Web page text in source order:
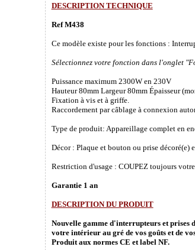
DESCRIPTION TECHNIQUE
Ref M438
Ce modèle existe pour les fonctions :
Sélectionnez votre fonction dans l'onglet
Puissance maximum 2300W en 230V
Hauteur 80mm Largeur 80mm Épaisseur
Fixation à vis et à griffe.
Raccordement par câblage à connexion
Type de produit: Appareillage complet en
Décor : Plaque et bouton ou prise
Restriction d'usage : COUPEZ toujours
Garantie 1 an
DESCRIPTION DU PRODUIT
Nouvelle gamme d'interrupteurs et prises
votre intérieur au gré de vos goûts et de
Produit aux normes CE et label NF.